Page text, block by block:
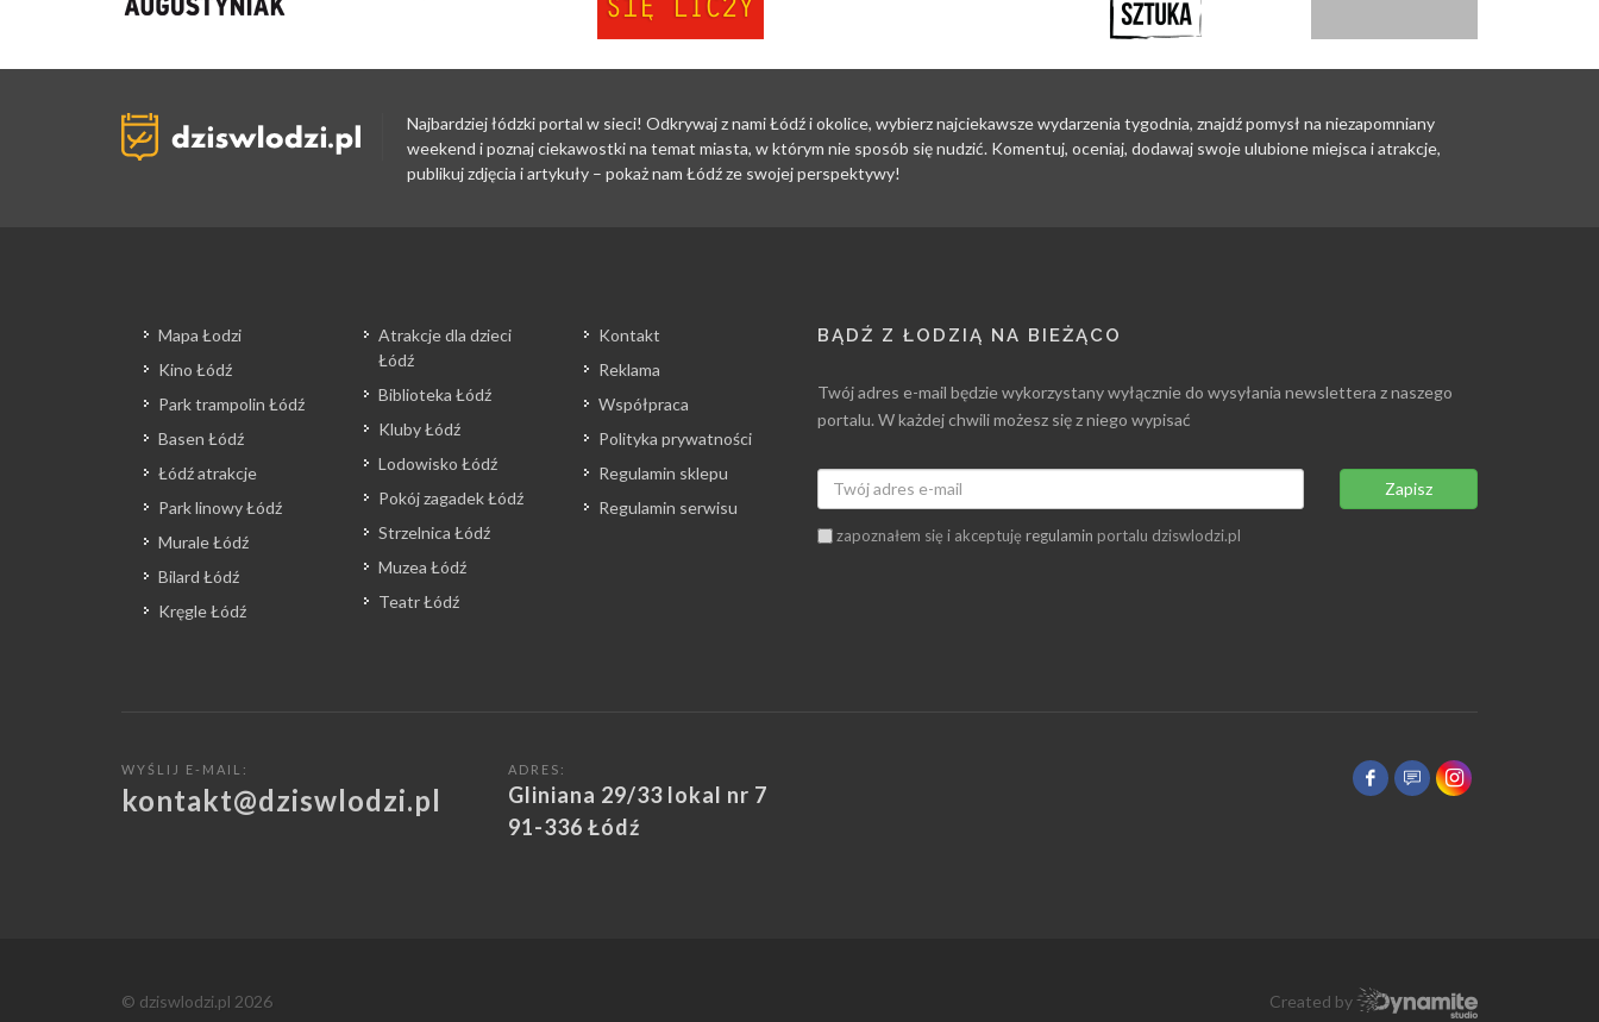
Najbardziej łódzki portal w sieci! Odkrywaj z nami Łódź i okolice, wybierz najciekawsze wydarzenia tygodnia, znajdź pomysł na niezapomniany
weekend i poznaj ciekawostki na temat miasta, w którym nie sposób się nudzić. Komentuj, oceniaj, dodawaj swoje ulubione miejsca i atrakcje,
publikuj zdjęcia i artykuły – pokaż nam Łódź ze swojej perspektywy!
Mapa Łodzi
Kino Łódź
Park trampolin Łódź
Basen Łódź
Łódź atrakcje
Park linowy Łódź
Murale Łódź
Bilard Łódź
Kręgle Łódź
Atrakcje dla dzieci
Łódź
Biblioteka Łódź
Kluby Łódź
Lodowisko Łódź
Pokój zagadek Łódź
Strzelnica Łódź
Muzea Łódź
Teatr Łódź
Kontakt
Reklama
Współpraca
Polityka prywatności
Regulamin sklepu
Regulamin serwisu
BĄDŹ Z ŁODZIĄ NA BIEŻĄCO
Twój adres e-mail będzie wykorzystany wyłącznie do wysyłania newslettera z naszego
portalu. W każdej chwili możesz się z niego wypisać
Zapisz
zapoznałem się i akceptuję regulamin portalu dziswlodzi.pl
WYŚLIJ E-MAIL:
kontakt@dziswlodzi.pl
ADRES:
Gliniana 29/33 lokal nr 7
91-336 Łódź
© dziswlodzi.pl 2026 Created by